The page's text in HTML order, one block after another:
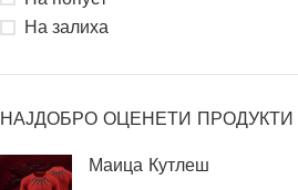
На залиха
НАЈДОБРО ОЦЕНЕТИ ПРОДУКТИ
Маица Кутлеш